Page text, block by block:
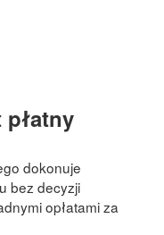
dokonuje
bez decyzji
opłatami za